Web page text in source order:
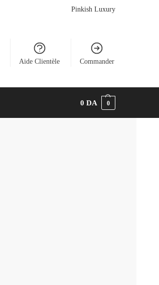
Pinkish Luxury
Aide Clientèle Commander
0DA 0